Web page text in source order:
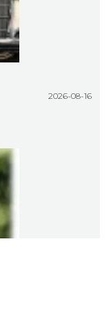
2026-08-16